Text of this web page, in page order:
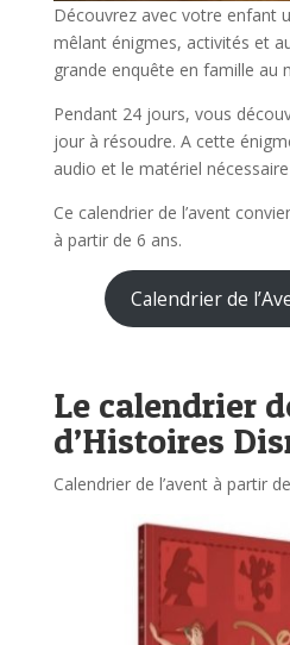
Découvrez avec votre enfant
mêlant énigmes, activités et
grande enquête en famille au
Pendant 24 jours, vous
jour à résoudre. A cette
audio et le matériel
Ce calendrier de l’avent
à partir de 6 ans.
Calendrier de
Le calendrier
d’Histoires
Calendrier de l’avent à partir